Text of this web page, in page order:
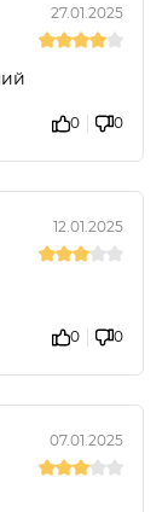
27.01.2025
0 0
12.01.2025
0 0
07.01.2025